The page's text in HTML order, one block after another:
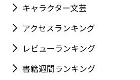
キャラクター文芸
アクセスランキング
レビューランキング
書籍週間ランキング